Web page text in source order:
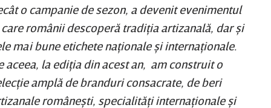
o campanie de sezon, a devenit evenimentul
românii descoperă tradiţia artizanală, dar şi
mai bune etichete naţionale şi internaţionale.
aceea, la ediţia din acest an, am construit o
amplă de branduri consacrate, de beri
româneşti, specialităţi internaţionale şi